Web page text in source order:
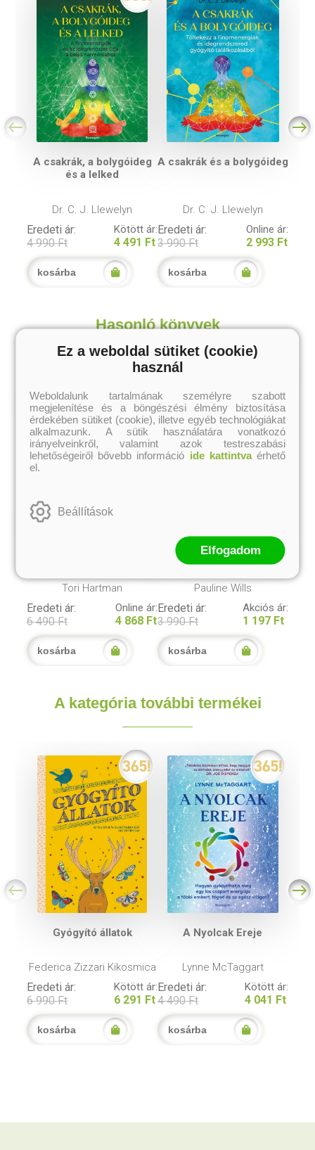
A csakrák, a bolygóideg
és a lelked
Dr. C. J. Llewelyn
Eredeti ár:
4 990 Ft
Kötött ár:
4 491 Ft
kosárba
A csakrák és a bolygóideg
Dr. C. J. Llewelyn
Eredeti ár:
3 990 Ft
Online ár:
2 993 Ft
kosárba
Hasonló könyvek
Tori Hartman
Eredeti ár:
6 490 Ft
Online ár:
4 868 Ft
kosárba
A fény jógája
Pauline Wills
Eredeti ár:
3 990 Ft
Akciós ár:
1 197 Ft
kosárba
A kategória további termékei
Gyógyító állatok
Federica Zizzari Kikosmica
Eredeti ár:
6 990 Ft
Kötött ár:
6 291 Ft
kosárba
A Nyolcak Ereje
Lynne McTaggart
Eredeti ár:
4 490 Ft
Kötött ár:
4 041 Ft
kosárba
Ez a weboldal sütiket (cookie)
használ
Weboldalunk tartalmának személyre szabott
megjelenítése és a böngészési élmény biztosítása
érdekében sütiket (cookie), illetve egyéb technológiákat
alkalmazunk. A sütik használatára vonatkozó
irányelveinkről, valamint azok testreszabási
lehetőségeiről bővebb információ ide kattintvaérhető
el.
Beállítások
Elfogadom